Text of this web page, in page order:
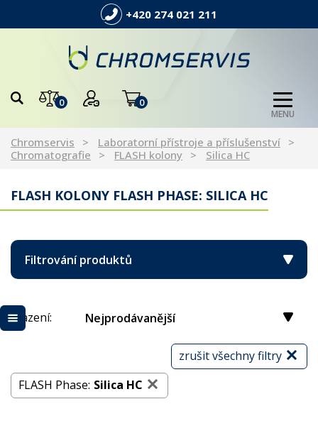
+420 274 021 211
0 0
MENU
Chromservis
Laboratorní přístroje a příslušenství
Chromatografie
FLASH kolony Silica HC
FLASH KOLONY FLASH PHASE: SILICA HC
Filtrování produktů
Řazení: Nejprodávanější
zrušit všechny filtry
FLASH Phase: Silica HC